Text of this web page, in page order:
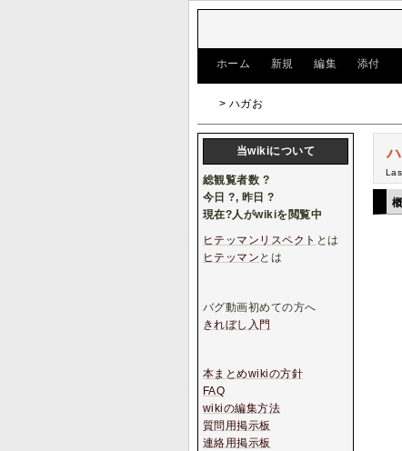
ホーム 新規 編集 添付
> ハガお
当wikiについて
総観覧者数 ?
今日?, 昨日?
現在?人がwikiを閲覧中
ヒテッマンリスペクト とは
ヒテッマン とは
バグ動画初めての方へ
きれぼし入門
本まとめwikiの方針
FAQ
wikiの編集方法
質問用掲示板
連絡用掲示板